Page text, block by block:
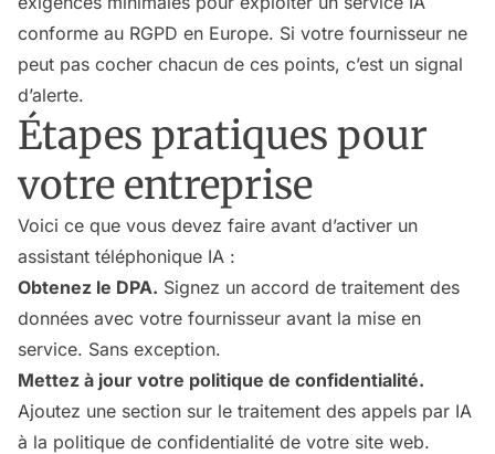
conforme au RGPD en Europe. Si votre fournisseur ne
peut pas cocher chacun de ces points, c’est un signal
d’alerte.
Étapes pratiques pour
votre entreprise
Voici ce que vous devez faire avant d’activer un
assistant téléphonique IA :
Obtenez le DPA. Signez un accord de traitement des
données avec votre fournisseur avant la mise en
service. Sans exception.
Mettez à jour votre politique de confidentialité.
Ajoutez une section sur le traitement des appels par IA
à la politique de confidentialité de votre site web.